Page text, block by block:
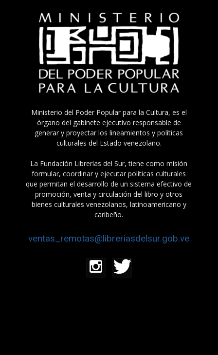
Ministerio del Poder Popular para la Cultura, es el
órgano del gabinete ejecutivo responsable de
generar y proyectar los lineamientos y políticas
culturales del Estado venezolano.
La Fundación Librerías del Sur, tiene como misión
formular, coordinar y ejecutar políticas culturales
que permitan el desarrollo de un sistema efectivo de
promoción, venta y circulación del libro y otros
bienes culturales venezolanos, latinoamericano y
caribeño.
ventas_remotas@libreriasdelsur.gob.ve